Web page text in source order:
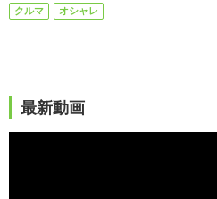
クルマ オシャレ
最新動画